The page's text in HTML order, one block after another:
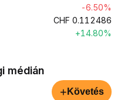
-6.50%
CHF 0.112486
+14.80%
médián
+ Követés